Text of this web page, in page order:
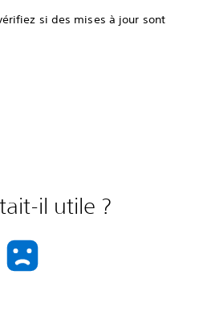
si des mises à jour sont
il utile ?